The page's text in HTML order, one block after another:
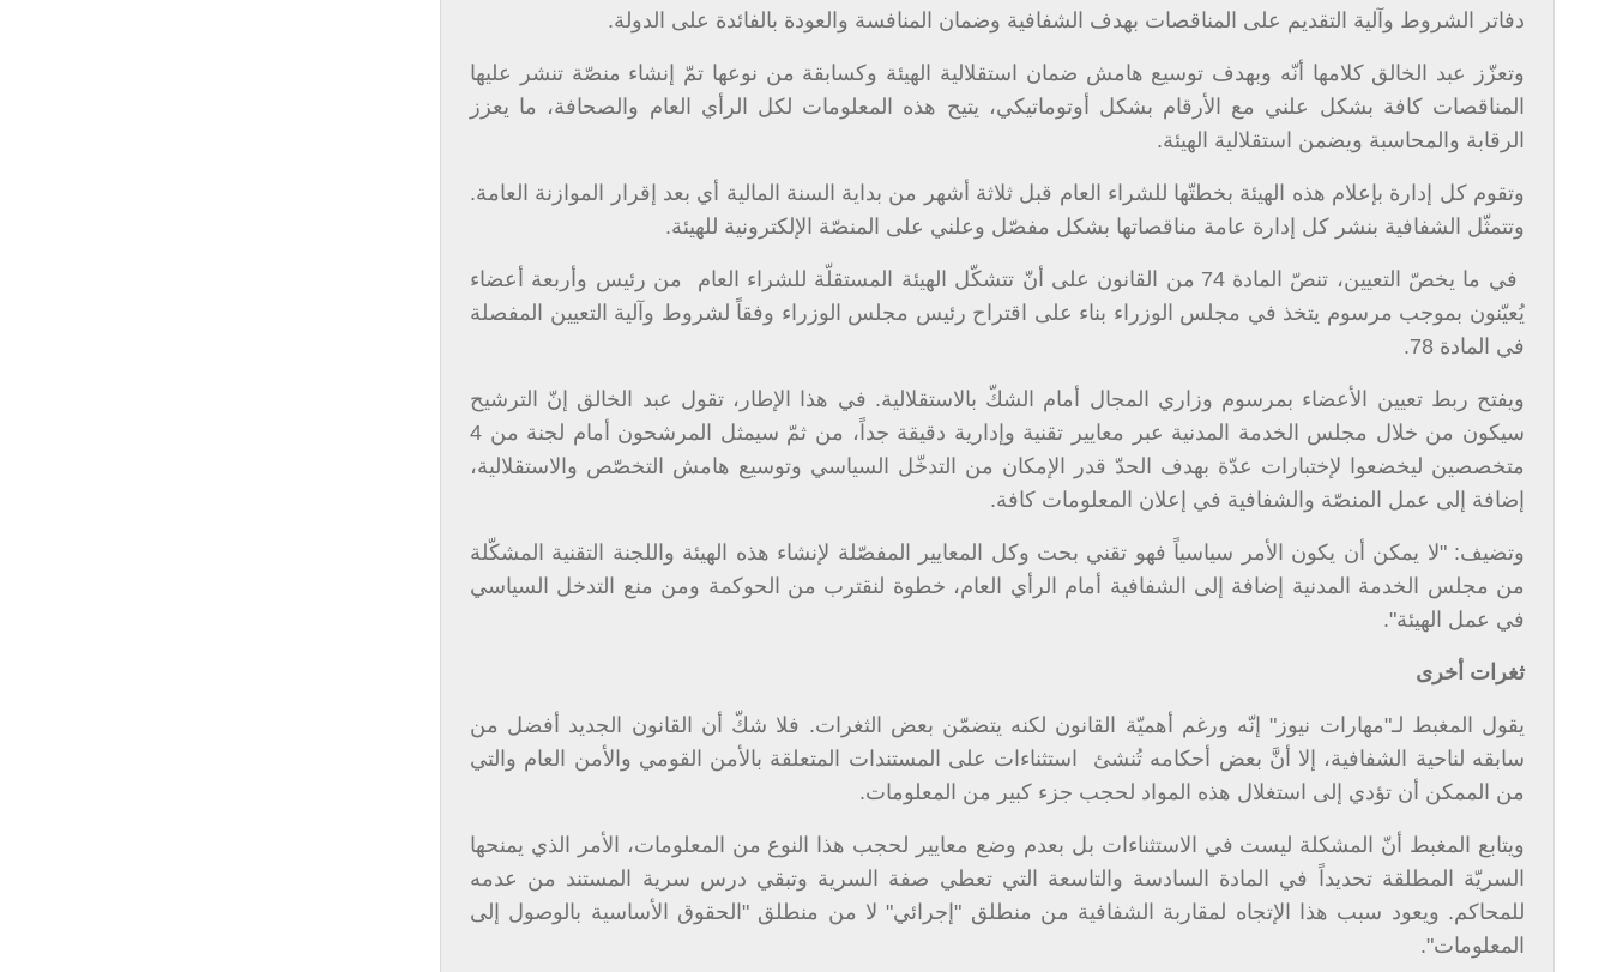
دفاتر الشروط وآلية التقديم على المناقصات بهدف الشفافية وضمان المنافسة والعودة بالفائدة على الدولة.
وتعزّز عبد الخالق كلامها أنّه وبهدف توسيع هامش ضمان استقلالية الهيئة وكسابقة من نوعها تمّ إنشاء منصّة تنشر عليها
المناقصات كافة بشكل علني مع الأرقام بشكل أوتوماتيكي، يتيح هذه المعلومات لكل الرأي العام والصحافة، ما يعزز
الرقابة والمحاسبة ويضمن استقلالية الهيئة.
وتقوم كل إدارة بإعلام هذه الهيئة بخطتّها للشراء العام قبل ثلاثة أشهر من بداية السنة المالية أي بعد إقرار الموازنة العامة.
وتتمثّل الشفافية بنشر كل إدارة عامة مناقصاتها بشكل مفصّل وعلني على المنصّة الإلكترونية للهيئة.
في ما يخصّ التعيين، تنصّ المادة 74 من القانون على أنّ تتشكّل الهيئة المستقلّة للشراء العام من رئيس وأربعة أعضاء
يُعيّنون بموجب مرسوم يتخذ في مجلس الوزراء بناء على اقتراح رئيس مجلس الوزراء وفقاً لشروط وآلية التعيين المفصلة
في المادة 78.
ويفتح ربط تعيين الأعضاء بمرسوم وزاري المجال أمام الشكّ بالاستقلالية. في هذا الإطار، تقول عبد الخالق إنّ الترشيح
سيكون من خلال مجلس الخدمة المدنية عبر معايير تقنية وإدارية دقيقة جداً، من ثمّ سيمثل المرشحون أمام لجنة من 4
متخصصين ليخضعوا لإختبارات عدّة بهدف الحدّ قدر الإمكان من التدخّل السياسي وتوسيع هامش التخصّص والاستقلالية،
إضافة إلى عمل المنصّة والشفافية في إعلان المعلومات كافة.
وتضيف: "لا يمكن أن يكون الأمر سياسياً فهو تقني بحت وكل المعايير المفصّلة لإنشاء هذه الهيئة واللجنة التقنية المشكّلة
من مجلس الخدمة المدنية إضافة إلى الشفافية أمام الرأي العام، خطوة لنقترب من الحوكمة ومن منع التدخل السياسي
في عمل الهيئة".
ثغرات أخرى
يقول المغبط لـ"مهارات نيوز" إنّه ورغم أهميّة القانون لكنه يتضمّن بعض الثغرات. فلا شكّ أن القانون الجديد أفضل من
سابقه لناحية الشفافية، إلا أنَّ بعض أحكامه تُنشئ استثناءات على المستندات المتعلقة بالأمن القومي والأمن العام والتي
من الممكن أن تؤدي إلى استغلال هذه المواد لحجب جزء كبير من المعلومات.
ويتابع المغبط أنّ المشكلة ليست في الاستثناءات بل بعدم وضع معايير لحجب هذا النوع من المعلومات، الأمر الذي يمنحها
السريّة المطلقة تحديداً في المادة السادسة والتاسعة التي تعطي صفة السرية وتبقي درس سرية المستند من عدمه
للمحاكم. ويعود سبب هذا الإتجاه لمقاربة الشفافية من منطلق "إجرائي" لا من منطلق "الحقوق الأساسية بالوصول إلى
المعلومات".